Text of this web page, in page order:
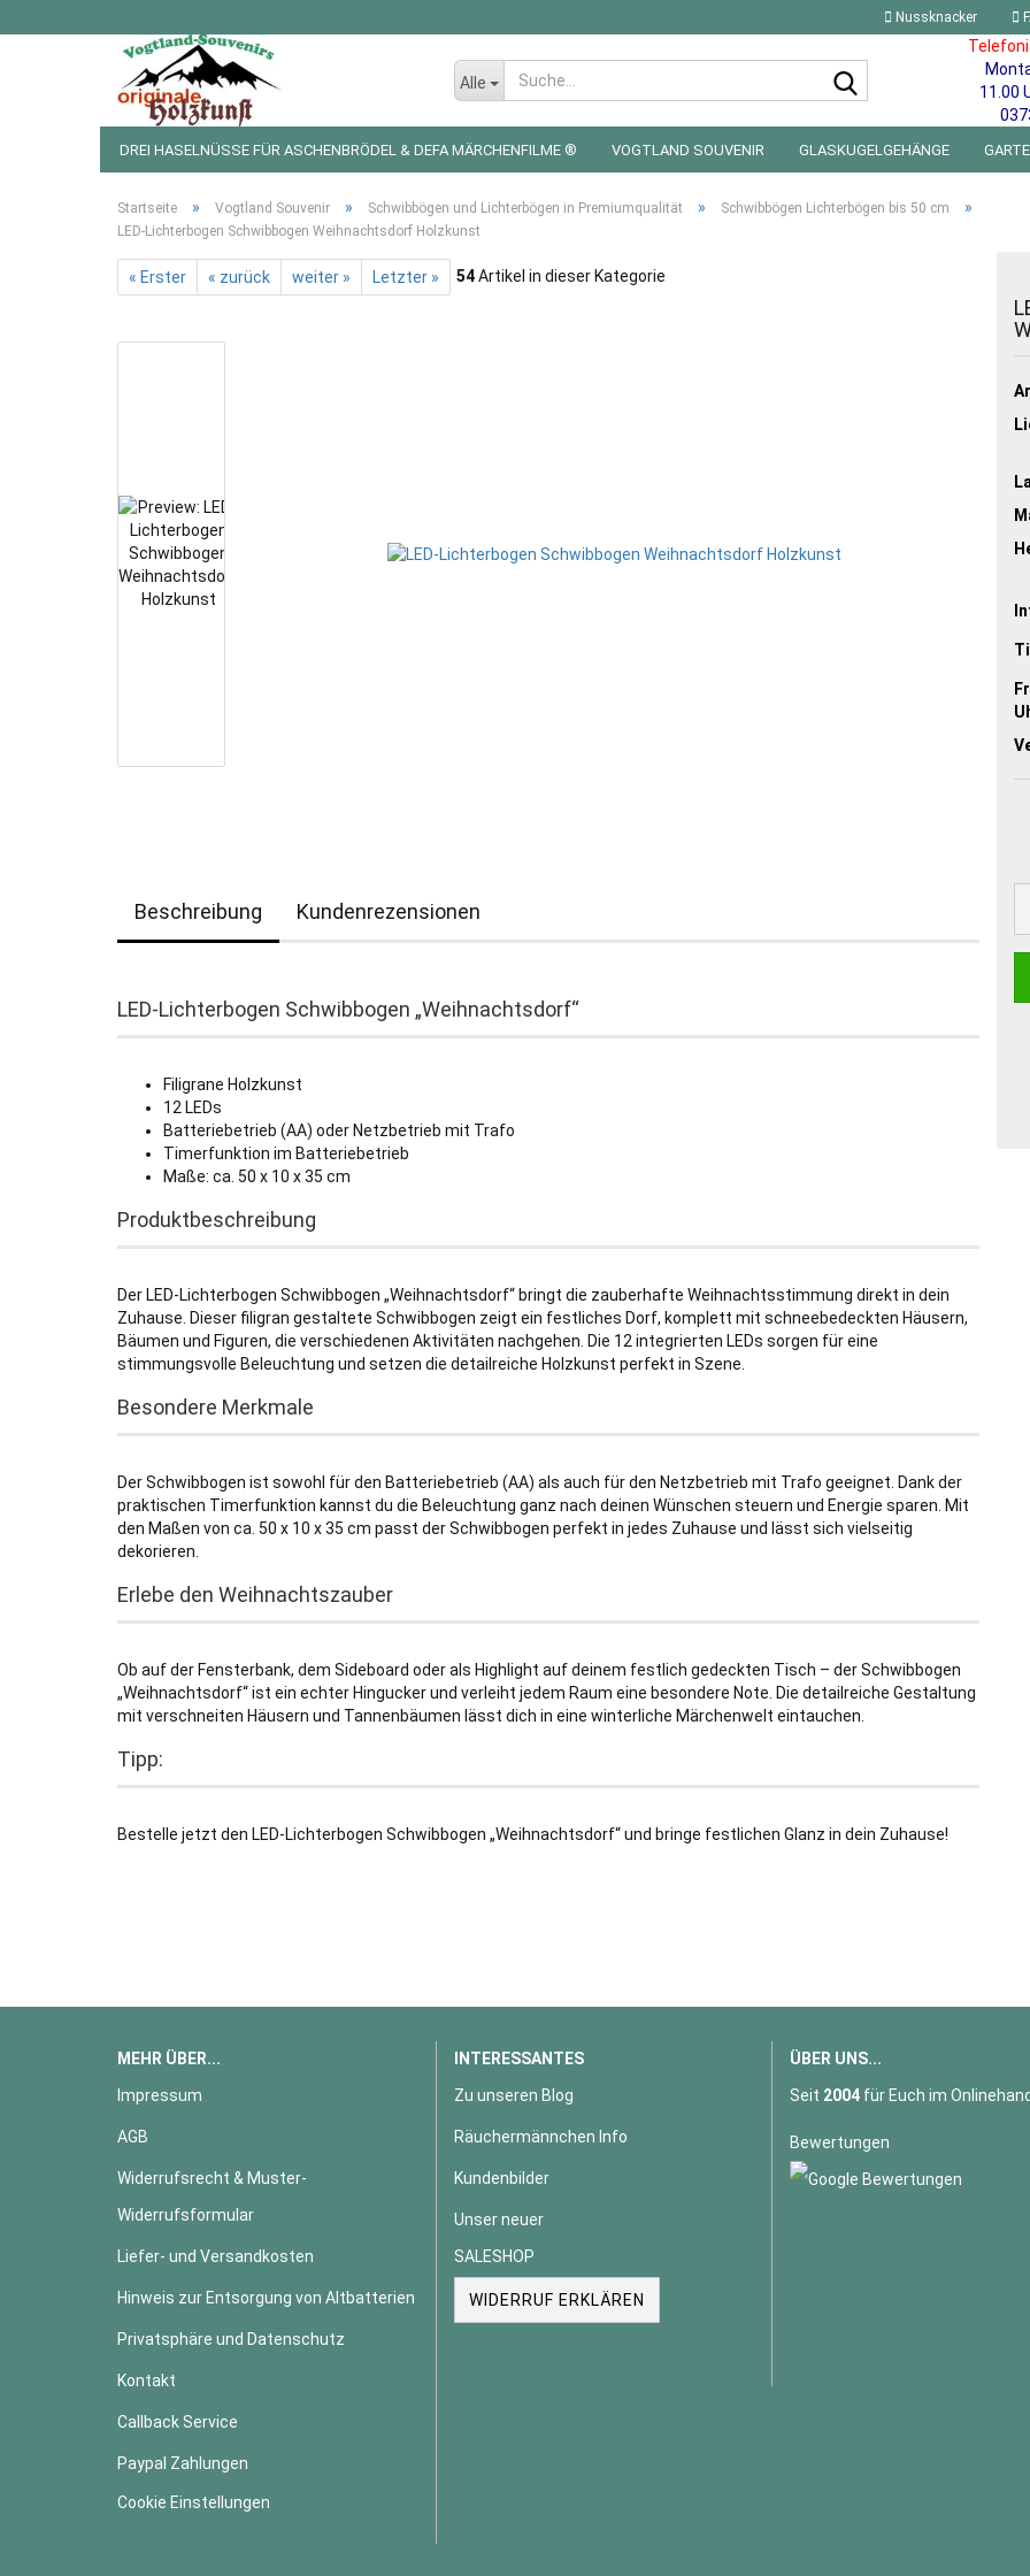
Nussknacker
Alle
11.00
DREI HASELNÜSSE FÜR ASCHENBRÖDEL & DEFA MÄRCHENFILME ® VOGTLAND SOUVENIR GLASKUGELGEHÄNGE
Startseite » Vogtland Souvenir » Schwibbögen und Lichterbögen in Premiumqualität » Schwibbögen Lichterbögen bis 50 cm »
LED-Lichterbogen Schwibbogen Weihnachtsdorf Holzkunst
« Erster « zurück weiter » Letzter » 54Artikel in dieser Kategorie
Beschreibung Kundenrezensionen
LED-Lichterbogen Schwibbogen „Weihnachtsdorf“
Filigrane Holzkunst
12 LEDs
Batteriebetrieb (AA) oder Netzbetrieb mit Trafo
Timerfunktion im Batteriebetrieb
Maße: ca. 50 x 10 x 35 cm
Produktbeschreibung
Der LED-Lichterbogen Schwibbogen „Weihnachtsdorf“ bringt die zauberhafte Weihnachtsstimmung direkt in dein
Zuhause. Dieser filigran gestaltete Schwibbogen zeigt ein festliches Dorf, komplett mit schneebedeckten Häusern,
Bäumen und Figuren, die verschiedenen Aktivitäten nachgehen. Die 12 integrierten LEDs sorgen für eine
stimmungsvolle Beleuchtung und setzen die detailreiche Holzkunst perfekt in Szene.
Besondere Merkmale
Der Schwibbogen ist sowohl für den Batteriebetrieb (AA) als auch für den Netzbetrieb mit Trafo geeignet. Dank der
praktischen Timerfunktion kannst du die Beleuchtung ganz nach deinen Wünschen steuern und Energie sparen. Mit
den Maßen von ca. 50 x 10 x 35 cm passt der Schwibbogen perfekt in jedes Zuhause und lässt sich vielseitig
dekorieren.
Erlebe den Weihnachtszauber
Ob auf der Fensterbank, dem Sideboard oder als Highlight auf deinem festlich gedeckten Tisch – der Schwibbogen
„Weihnachtsdorf“ ist ein echter Hingucker und verleiht jedem Raum eine besondere Note. Die detailreiche Gestaltung
mit verschneiten Häusern und Tannenbäumen lässt dich in eine winterliche Märchenwelt eintauchen.
Tipp:
Bestelle jetzt den LED-Lichterbogen Schwibbogen „Weihnachtsdorf“ und bringe festlichen Glanz in dein Zuhause!
MEHR ÜBER...
Impressum
AGB
Widerrufsrecht & Muster-
Widerrufsformular
Liefer- und Versandkosten
Hinweis zur Entsorgung von Altbatterien
Privatsphäre und Datenschutz
Kontakt
Callback Service
Paypal Zahlungen
Cookie Einstellungen
INTERESSANTES
Zu unseren Blog
Räuchermännchen Info
Kundenbilder
Unser neuer
SALESHOP
WIDERRUF ERKLÄREN
ÜBER UNS...
Seit 2004 für Euch im
Bewertungen